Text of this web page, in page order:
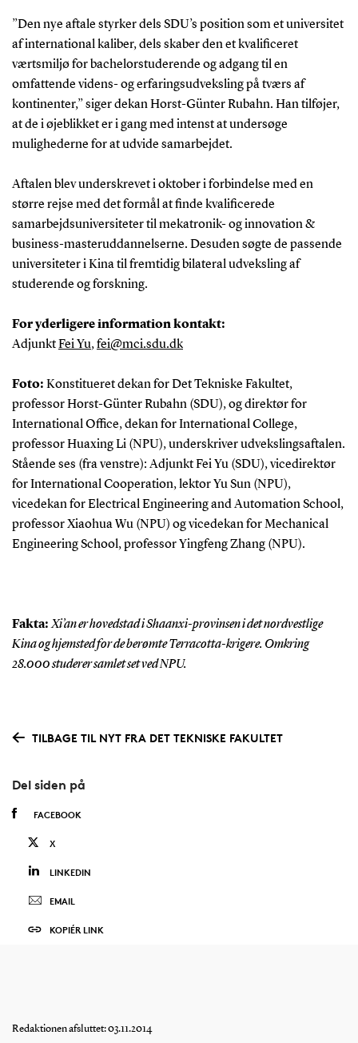
”Den nye aftale styrker dels SDU’s position som et universitet
af international kaliber, dels skaber den et kvalificeret
værtsmiljø for bachelorstuderende og adgang til en
omfattende videns- og erfaringsudveksling på tværs af
kontinenter,” siger dekan Horst-Günter Rubahn. Han tilføjer,
at de i øjeblikket er i gang med intenst at undersøge
mulighederne for at udvide samarbejdet.
Aftalen blev underskrevet i oktober i forbindelse med en
større rejse med det formål at finde kvalificerede
samarbejdsuniversiteter til mekatronik- og innovation &
business-masteruddannelserne. Desuden søgte de passende
universiteter i Kina til fremtidig bilateral udveksling af
studerende og forskning.
For yderligere information kontakt:
AdjunktFei Yu,fei@mci.sdu.dk
Foto: Konstitueret dekan for Det Tekniske Fakultet,
professor Horst-Günter Rubahn (SDU), og direktør for
International Office, dekan for International College,
professor Huaxing Li (NPU), underskriver udvekslingsaftalen.
Stående ses (fra venstre): Adjunkt Fei Yu (SDU), vicedirektør
for International Cooperation, lektor Yu Sun (NPU),
vicedekan for Electrical Engineering and Automation School,
professor Xiaohua Wu (NPU) og vicedekan for Mechanical
Engineering School, professor Yingfeng Zhang (NPU).
Fakta: Xi’an er hovedstad i Shaanxi-provinsen i det nordvestlige
Kina og hjemsted for de berømte Terracotta-krigere. Omkring
28.000 studerer samlet set ved NPU.
TILBAGE TIL NYT FRA DET TEKNISKE FAKULTET
Del siden på
FACEBOOK
X
LINKEDIN
EMAIL
KOPIÉR LINK
Redaktionen afsluttet: 03.11.2014